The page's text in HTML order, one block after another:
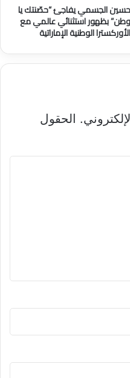
حسين الجسمي يفاجئ “حصّنتك يا
وطن” بظهور استثنائي عالمي مع
الأوركسترا الوطنية الإماراتية
الحقول